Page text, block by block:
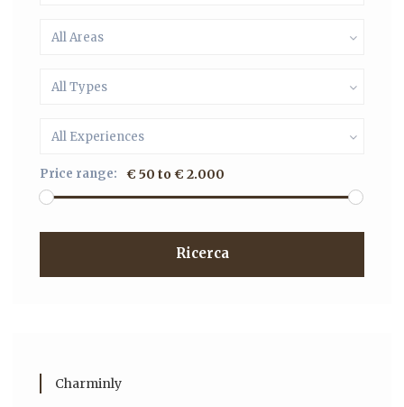
All Areas
All Types
All Experiences
Price range: € 50 to € 2.000
Ricerca
Charminly